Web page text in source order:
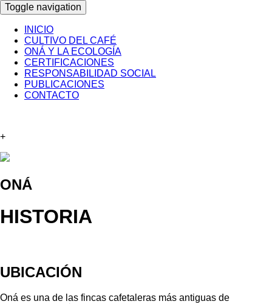
Toggle navigation
INICIO
CULTIVO DEL CAFÉ
ONÁ Y LA ECOLOGÍA
CERTIFICACIONES
RESPONSABILIDAD SOCIAL
PUBLICACIONES
CONTACTO
+
ONÁ
HISTORIA
UBICACIÓN
Oná es una de las fincas cafetaleras más antiguas de